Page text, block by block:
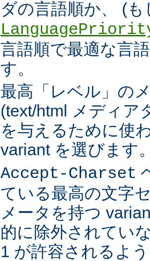
ダの言語順か、 (
言語順で最適な言
す。
最高「レベル」の
(text/html メディア
を与えるために使
variant を選びます
Accept-Charset
ている最高の文字
メータを持つ
的に除外されてい
1 が許容されるよ